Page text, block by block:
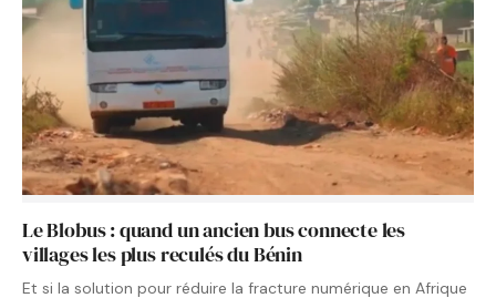
Le Blobus : quand un ancien bus connecte les
villages les plus reculés du Bénin
Et si la solution pour réduire la fracture numérique en Afrique